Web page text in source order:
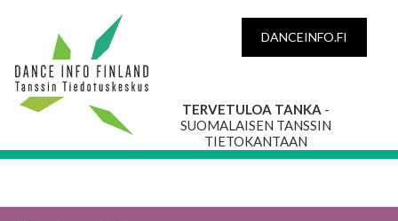
DANCEINFO.FI
TERVETULOA TANKA -
SUOMALAISEN TANSSIN
TIETOKANTAAN